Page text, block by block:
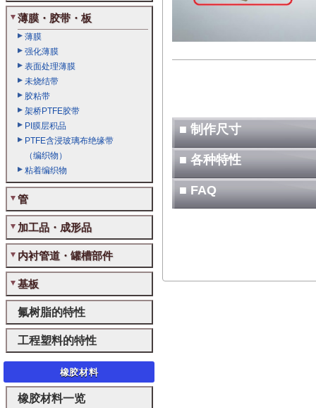
薄膜・胶带・板
薄膜
强化薄膜
表面处理薄膜
未烧结带
胶粘带
架桥PTFE胶带
PI膜层积品
PTFE含浸玻璃布绝缘带
（编织物）
粘着编织物
管
加工品・成形品
内衬管道・罐槽部件
基板
氟树脂的特性
工程塑料的特性
橡胶材料
橡胶材料一览
■ 制作尺寸
■ 各种特性
■ FAQ